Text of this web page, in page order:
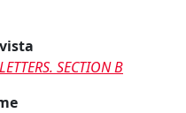
SECTION B